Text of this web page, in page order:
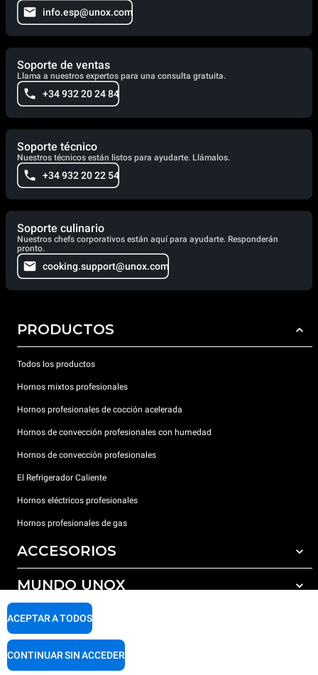
info.esp@unox.com
Soporte de ventas
Llama a nuestros expertos para una consulta gratuita.
+34 932 20 24 84
Soporte técnico
Nuestros técnicos están listos para ayudarte. Llámalos.
+34 932 20 22 54
Soporte culinario
Nuestros chefs corporativos están aquí para ayudarte. Responderán
pronto.
cooking.support@unox.com
PRODUCTOS
Todos los productos
Hornos mixtos profesionales
Hornos profesionales de cocción acelerada
Hornos de convección profesionales con humedad
Hornos de convección profesionales
El Refrigerador Caliente
Hornos eléctricos profesionales
Hornos profesionales de gas
ACCESORIOS
Todos los accesorios
Detergentes para lavado automático
Detergentes para lavado manual
Tratamiento de agua con filtros de resina
MUNDO UNOX
Nuestras sedes en el mundo
SOPORTE
Garantía Unox
ACEPTAR A TODOS
CONTINUAR SIN ACCEDER